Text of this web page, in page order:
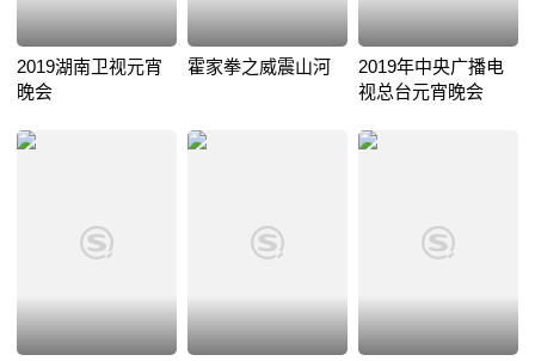
2019湖南卫视元宵
晚会
霍家拳之威震山河
2019年中央广播电
视总台元宵晚会